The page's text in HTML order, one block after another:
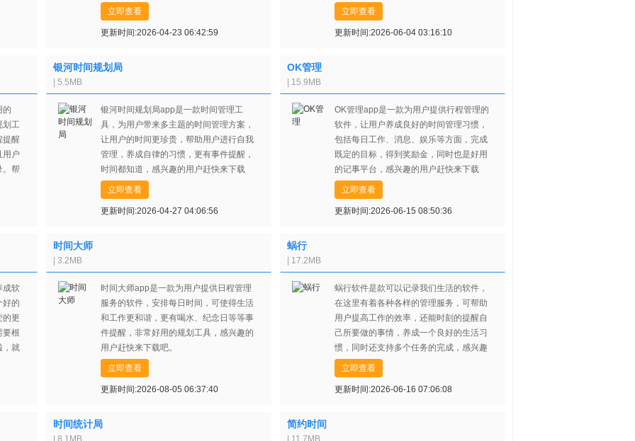
作非常简单，有兴趣的用户们赶紧来点击
下载试试吧!
立即查看
更新时间:2026-04-23 06:42:59
定义设置，有兴趣的用户们赶紧来下载试
试吧！
立即查看
更新时间:2026-06-04 03:16:10
的
划工
提醒
用户
。帮
银河时间规划局
| 5.5MB
银河时间规划局app是一款时间管理工
具，为用户带来多主题的时间管理方案，
让用户的时间更珍贵，帮助用户进行自我
管理，养成自律的习惯，更有事件提醒，
时间都知道，感兴趣的用户赶快来下载
吧。
立即查看
更新时间:2026-04-27 04:06:56
OK管理
| 15.9MB
OK管理app是一款为用户提供行程管理的
软件，让用户养成良好的时间管理习惯，
包括每日工作、消息、娱乐等方面，完成
既定的目标，得到奖励金，同时也是好用
的记事平台，感兴趣的用户赶快来下载
吧。
立即查看
更新时间:2026-06-15 08:50:36
成软
好的
的更
要根
，就
时间大师
| 3.2MB
时间大师app是一款为用户提供日程管理
服务的软件，安排每日时间，可使得生活
和工作更和谐，更有喝水、纪念日等等事
件提醒，非常好用的规划工具，感兴趣的
用户赶快来下载吧。
立即查看
更新时间:2026-08-05 06:37:40
蜗行
| 17.2MB
蜗行软件是款可以记录我们生活的软件，
在这里有着各种各样的管理服务，可帮助
用户提高工作的效率，还能时刻的提醒自
己所要做的事情，养成一个良好的生活习
惯，同时还支持多个任务的完成，感兴趣
的用户赶紧来点击下载试试吧！
立即查看
更新时间:2026-06-16 07:06:08
时间统计局
| 8.1MB
简约时间
| 11.7MB